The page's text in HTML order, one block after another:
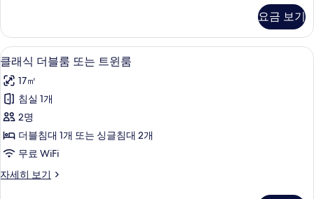
트
윈
룸
사
진
모
두
보
기
더
블
룸
는
트
룸
자
세
히
보
요금 보기
클
래
식
더
블
룸
또
는
5
클래식 더블룸 또는 트윈룸
17㎡
침실 1개
2명
더블침대 1개 또는 싱글침대 2개
무료 WiFi
자세히 보기
클